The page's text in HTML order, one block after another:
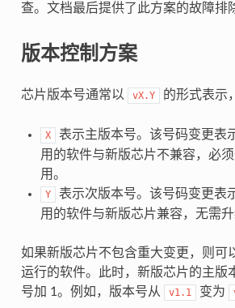
查。文档最后提供了此方案的故障排
版本控制方案
芯片版本号通常以 vX.Y 的形式表示
X
表示主版本号。该号码变更表
用的软件与新版芯片不兼容，必
用。
Y
表示次版本号。该号码变更表
用的软件与新版芯片兼容，无需升
如果新版芯片不包含重大变更，则可
运行的软件。此时，新版芯片的主版
号加 1。例如，版本号从
v1.1 变为